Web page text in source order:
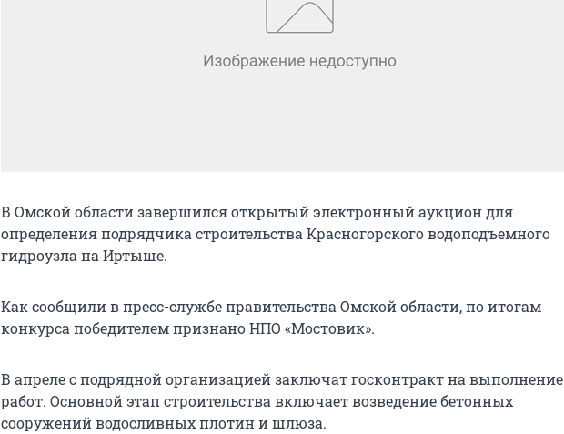
В Омской области завершился открытый электронный аукцион для
определения подрядчика строительства Красногорского водоподъемного
гидроузла на Иртыше.
Как сообщили в пресс-службе правительства Омской области, по итогам
конкурса победителем признано НПО «Мостовик».
В апреле с подрядной организацией заключат госконтракт на выполнение
работ. Основной этап строительства включает возведение бетонных
сооружений водосливных плотин и шлюза.